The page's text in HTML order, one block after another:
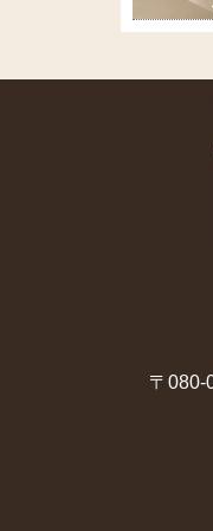
〒080-